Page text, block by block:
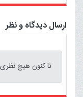
ارسال دیدگاه و نظر
تا کنون هیچ